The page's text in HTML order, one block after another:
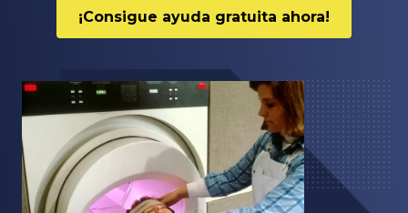
¡Consigue ayuda gratuita ahora!